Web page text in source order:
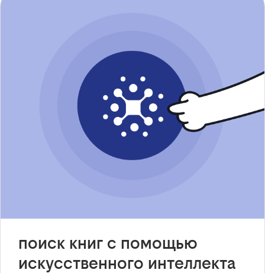
поиск книг с помощью
искусственного интеллекта